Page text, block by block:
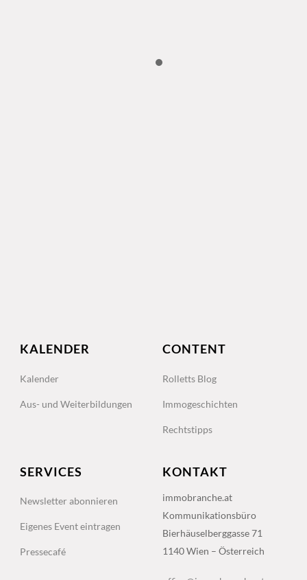
KALENDER
Kalender
Aus- und Weiterbildungen
CONTENT
Rolletts Blog
Immogeschichten
Rechtstipps
SERVICES
Newsletter abonnieren
Eigenes Event eintragen
Pressecafé
KONTAKT
immobranche.at
Kommunikationsbüro
Bierhäuselberggasse 71
1140 Wien – Österreich